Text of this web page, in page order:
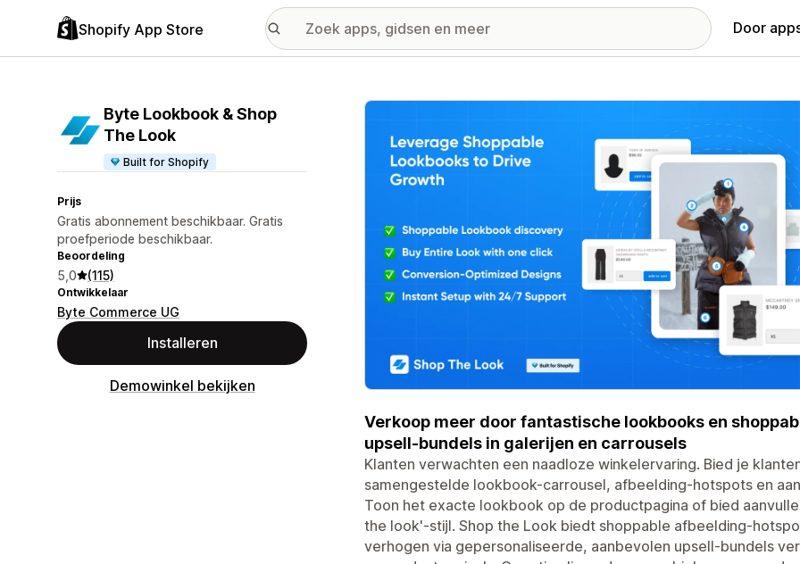
Shopify App Store Door
Byte Lookbook & Shop
The Look
Built for Shopify
Prijs
Gratis abonnement beschikbaar. Gratis
proefperiode beschikbaar.
Beoordeling
5,0 (115)
Ontwikkelaar
Byte Commerce UG
Installeren
Demowinkel bekijken
Galerij met uitgelichte afbeeldingen
Verkoop meer door fantastische lookbooks en
upsell-bundels in galerijen en carrousels
Klanten verwachten een naadloze winkelervaring. Bied je
samengestelde lookbook-carrousel, afbeelding-hotspots en
Toon het exacte lookbook op de productpagina of bied
the look'-stijl. Shop the Look biedt shoppable afbeelding-
verhogen via gepersonaliseerde, aanbevolen upsell-bundels